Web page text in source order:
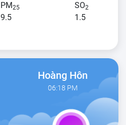
PM25
9.5
SO2
1.5
Hoàng Hôn
06:18 PM